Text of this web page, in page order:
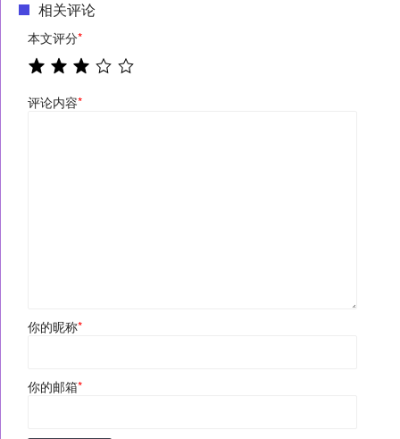
相关评论
本文评分*
评论内容*
你的昵称*
你的邮箱*